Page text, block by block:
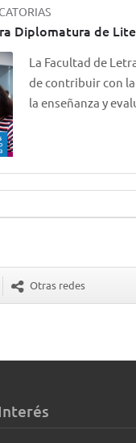
Diplomatura de
La Facultad de
de contribuir con
la enseñanza y
Otras redes